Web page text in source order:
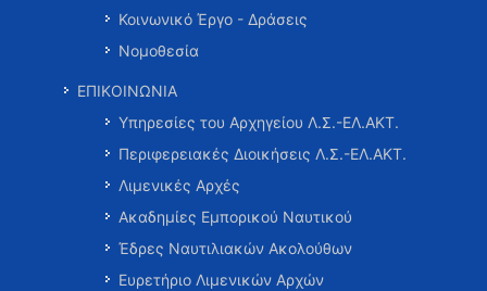
Κοινωνικό Έργο - Δράσεις
Νομοθεσία
ΕΠΙΚΟΙΝΩΝΙΑ
Υπηρεσίες του Αρχηγείου Λ.Σ.-ΕΛ.ΑΚΤ.
Περιφερειακές Διοικήσεις Λ.Σ.-ΕΛ.ΑΚΤ.
Λιμενικές Αρχές
Ακαδημίες Εμπορικού Ναυτικού
Έδρες Ναυτιλιακών Ακολούθων
Ευρετήριο Λιμενικών Αρχών